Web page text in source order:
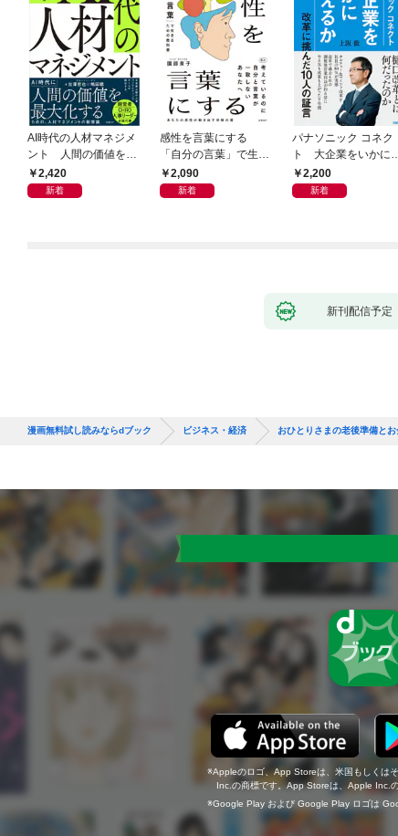
AI時代の人材マネジメ
ント 人間の価値を最
大化する条件
2,420
新着
感性を言葉にする
「自分の言葉」で生き
るための教科書
2,090
新着
パナソニック コネク
ト 大企業をいかに変
えるか
2,200
新着
新刊配信予定
漫画無料試し読みならdブック ビジネス・経済 おひとりさまの老後準備とお
Appleのロゴ、App Storeは、米国もしくは
Inc.の商標です。App Storeは、Apple Inc.
Google Play および Google Play ロゴは